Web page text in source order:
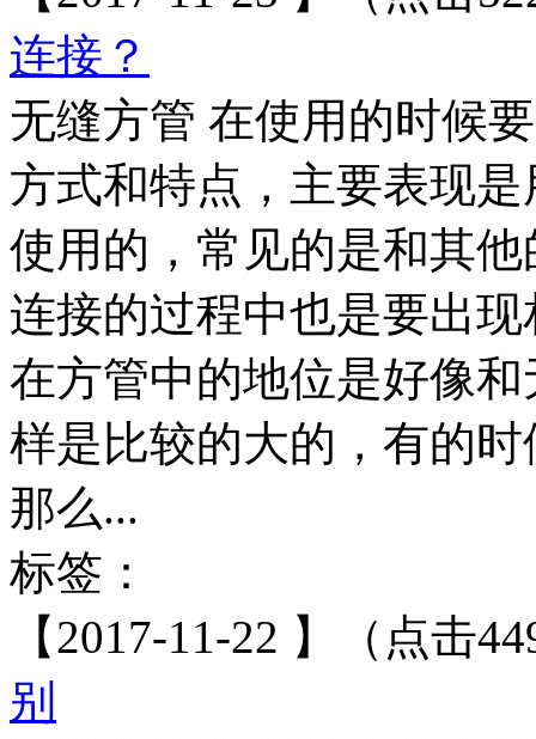
连接？
无缝方管 在使用的时候
方式和特点，主要表现
使用的，常见的是和其
连接的过程中也是要出
在方管中的地位是好像
样是比较的大的，有的
那么...
标签：
【2017-11-22 】（点击
别